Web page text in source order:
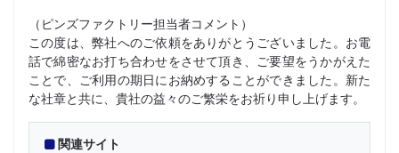
（ピンズファクトリー担当者コメント）
この度は、弊社へのご依頼をありがとうございました。お電
話で綿密なお打ち合わせをさせて頂き、ご要望をうかがえた
ことで、ご利用の期日にお納めすることができました。新た
な社章と共に、貴社の益々のご繁栄をお祈り申し上げます。
関連サイト